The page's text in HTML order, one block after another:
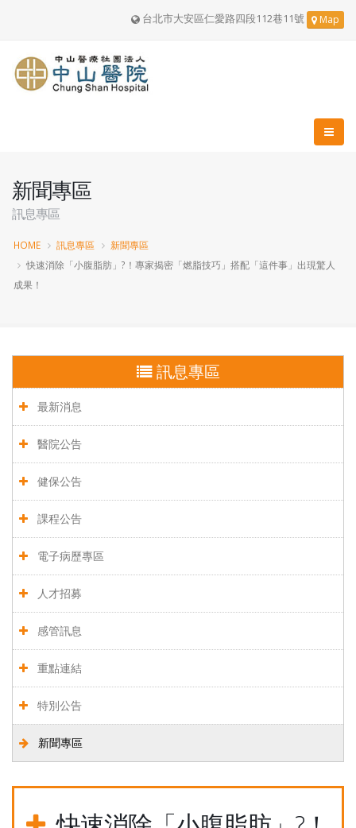
台北市大安區仁愛路四段112巷11號 Map
新聞專區
訊息專區
HOME 訊息專區
新聞專區
快速消除「小腹脂肪」?！專家揭密「燃脂技巧」搭配「這件事」出現驚人
成果！
訊息專區
最新消息
醫院公告
健保公告
課程公告
電子病歷專區
人才招募
感管訊息
重點連結
特別公告
新聞專區